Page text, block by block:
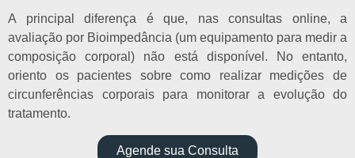
A principal diferença é que, nas consultas online, a
avaliação por Bioimpedância (um equipamento para medir a
composição corporal) não está disponível. No entanto,
oriento os pacientes sobre como realizar medições de
circunferências corporais para monitorar a evolução do
tratamento.
Agende sua Consulta